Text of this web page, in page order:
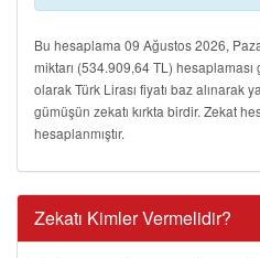
Bu hesaplama 09 Ağustos 2026,
miktarı (534.909,64 TL) hesaplaması
olarak Türk Lirası fiyatı baz alınarak
gümüşün zekatı kırkta birdir. Zekat
hesaplanmıştır.
Zekatı Kimler Vermelidir?